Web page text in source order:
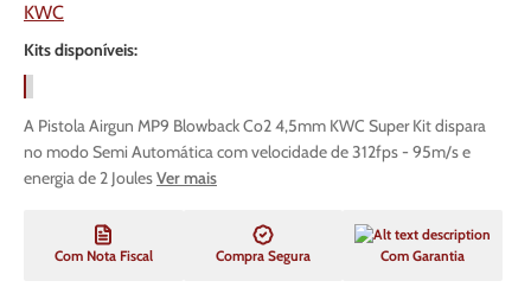
KWC
Kits disponíveis:
A Pistola Airgun MP9 Blowback Co2 4,5mm KWC Super Kit dispara
no modo Semi Automática com velocidade de 312fps - 95m/s e
energia de 2 JoulesVer mais
Com Nota Fiscal Compra Segura Com Garantia